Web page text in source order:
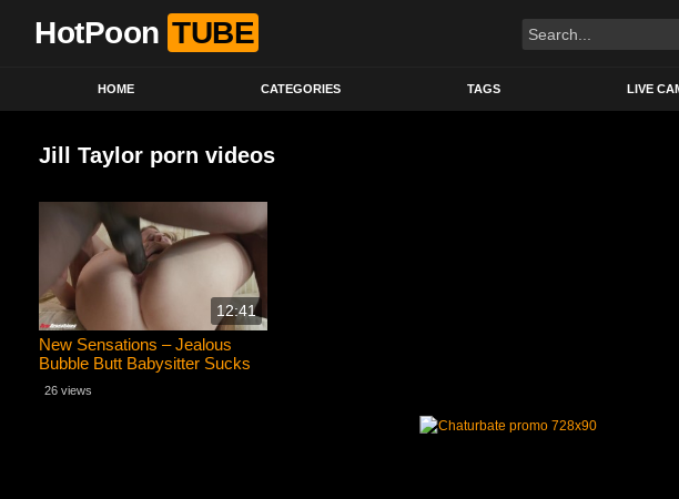
HotPoon TUBE
HOME CATEGORIES TAGS LIVE
Jill Taylor porn videos
12:41
New Sensations – Jealous
Bubble Butt Babysitter Sucks
On My BBC (Jill Taylor)
26 views